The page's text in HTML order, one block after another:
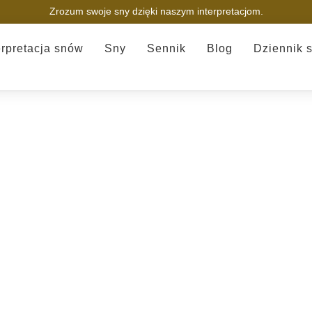
Zrozum swoje sny dzięki naszym interpretacjom.
snów Sny Sennik Blog Dziennik